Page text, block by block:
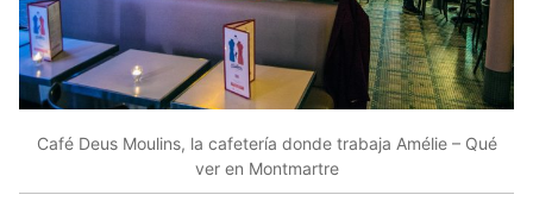
Café Deus Moulins, la cafetería donde trabaja Amélie – Qué
ver en Montmartre